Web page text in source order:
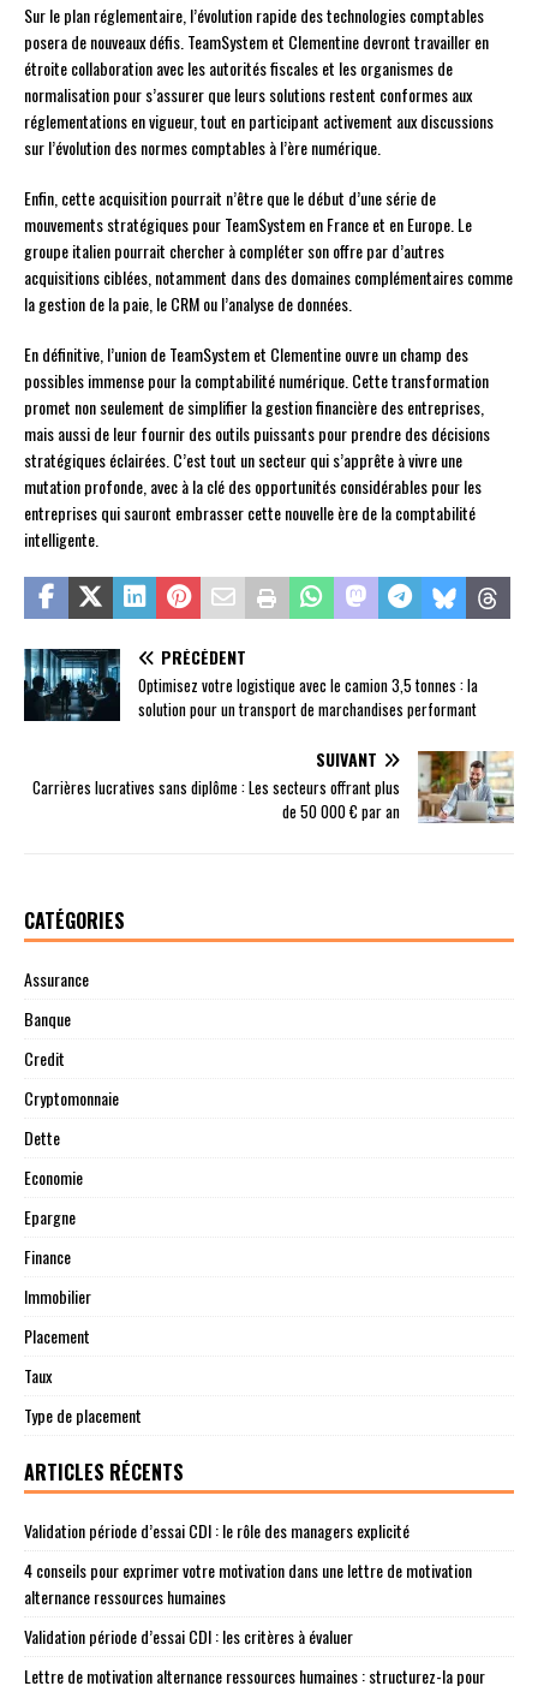
Sur le plan réglementaire, l’évolution rapide des technologies comptables
posera de nouveaux défis. TeamSystem et Clementine devront travailler en
étroite collaboration avec les autorités fiscales et les organismes de
normalisation pour s’assurer que leurs solutions restent conformes aux
réglementations en vigueur, tout en participant activement aux discussions
sur l’évolution des normes comptables à l’ère numérique.
Enfin, cette acquisition pourrait n’être que le début d’une série de
mouvements stratégiques pour TeamSystem en France et en Europe. Le
groupe italien pourrait chercher à compléter son offre par d’autres
acquisitions ciblées, notamment dans des domaines complémentaires comme
la gestion de la paie, le CRM ou l’analyse de données.
En définitive, l’union de TeamSystem et Clementine ouvre un champ des
possibles immense pour la comptabilité numérique. Cette transformation
promet non seulement de simplifier la gestion financière des entreprises,
mais aussi de leur fournir des outils puissants pour prendre des décisions
stratégiques éclairées. C’est tout un secteur qui s’apprête à vivre une
mutation profonde, avec à la clé des opportunités considérables pour les
entreprises qui sauront embrasser cette nouvelle ère de la comptabilité
intelligente.
PRÉCÉDENT
Optimisez votre logistique avec le camion 3,5 tonnes : la
solution pour un transport de marchandises performant
SUIVANT
Carrières lucratives sans diplôme : Les secteurs offrant plus
de 50 000 € par an
CATÉGORIES
Assurance
Banque
Credit
Cryptomonnaie
Dette
Economie
Epargne
Finance
Immobilier
Placement
Taux
Type de placement
ARTICLES RÉCENTS
Validation période d’essai CDI : le rôle des managers explicité
4 conseils pour exprimer votre motivation dans une lettre de motivation
alternance ressources humaines
Validation période d’essai CDI : les critères à évaluer
Lettre de motivation alternance ressources humaines : structurez-la pour